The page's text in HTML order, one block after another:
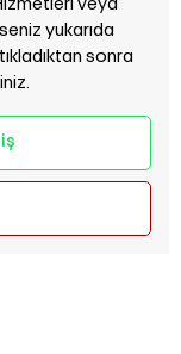
veya
yukarıda
sonra